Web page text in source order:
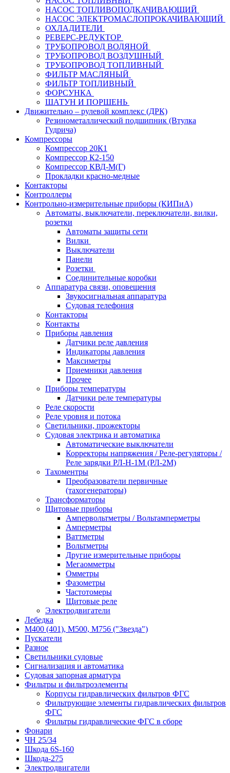
НАСОС ТОПЛИВОПОДКАЧИВАЮЩИЙ
НАСОС ЭЛЕКТРОМАСЛОПРОКАЧИВАЮЩИЙ
ОХЛАДИТЕЛИ
РЕВЕРС-РЕДУКТОР
ТРУБОПРОВОД ВОДЯНОЙ
ТРУБОПРОВОД ВОЗДУШНЫЙ
ТРУБОПРОВОД ТОПЛИВНЫЙ
ФИЛЬТР МАСЛЯНЫЙ
ФИЛЬТР ТОПЛИВНЫЙ
ФОРСУНКА
ШАТУН И ПОРШЕНЬ
Движительно – рулевой комплекс (ДРК)
Резинометаллический подшипник (Втулка
Гудрича)
Компрессоры
Компрессор 20К1
Компрессор К2-150
Компрессор КВД-М(Г)
Прокладки красно-медные
Контакторы
Контроллеры
Контрольно-измерительные приборы (КИПиА)
Автоматы, выключатели, переключатели, вилки,
розетки
Автоматы защиты сети
Вилки
Выключатели
Панели
Розетки
Соединительные коробки
Аппаратура связи, оповещения
Звукосигнальная аппаратура
Судовая телефония
Контакторы
Контакты
Приборы давления
Датчики реле давления
Индикаторы давления
Максиметры
Приемники давления
Прочее
Приборы температуры
Датчики реле температуры
Реле скорости
Реле уровня и потока
Светильники, прожекторы
Судовая электрика и автоматика
Автоматические выключатели
Корректоры напряжения / Реле-регуляторы /
Реле зарядки РЛ-Н-1М (РЛ-2М)
Тахоментры
Преобразователи первичные
(тахогенераторы)
Трансформаторы
Щитовые приборы
Ампервольтметры / Вольтамперметры
Амперметры
Ваттметры
Вольтметры
Другие измерительные приборы
Мегаомметры
Омметры
Фазометры
Частотомеры
Щитовые реле
Электродвигатели
Лебедка
М400 (401), М500, М756 ("Звезда")
Пускатели
Разное
Светильники судовые
Сигнализация и автоматика
Судовая запорная арматура
Фильтры и фильтроэлементы
Корпусы гидравлических фильтров ФГС
Фильтрующие элементы гидравлических фильтров
ФГС
Фильтры гидравлические ФГС в сборе
Фонари
ЧН 25/34
Шкода 6S-160
Шкода-275
Электродвигатели